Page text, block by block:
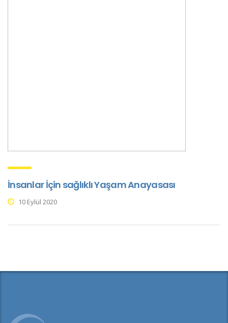
İnsanlar İçin sağlıklı Yaşam Anayasası
10 Eylül 2020